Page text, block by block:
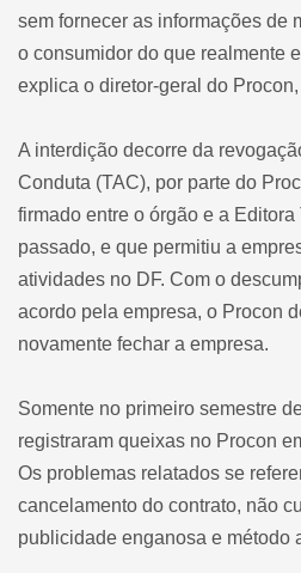
sem fornecer as informações de
o consumidor do que realmente
explica o diretor-geral do
A interdição decorre da
Conduta (TAC), por parte do
firmado entre o órgão e a Editora
passado, e que permitiu a
atividades no DF. Com o
acordo pela empresa, o Procon
novamente fechar a empresa.
Somente no primeiro semestre
registraram queixas no Procon
Os problemas relatados se
cancelamento do contrato, não
publicidade enganosa e método